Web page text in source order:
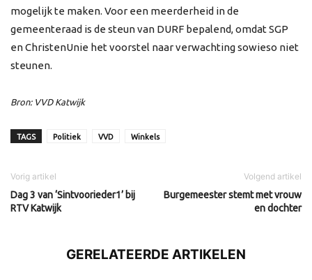
mogelijk te maken. Voor een meerderheid in de
gemeenteraad is de steun van DURF bepalend, omdat SGP
en ChristenUnie het voorstel naar verwachting sowieso niet
steunen.
Bron: VVD Katwijk
TAGS Politiek VVD Winkels
Vorig artikel
Dag 3 van ‘Sintvoorieder1’ bij
RTV Katwijk
Volgend artikel
Burgemeester stemt met vrouw
en dochter
GERELATEERDE ARTIKELEN